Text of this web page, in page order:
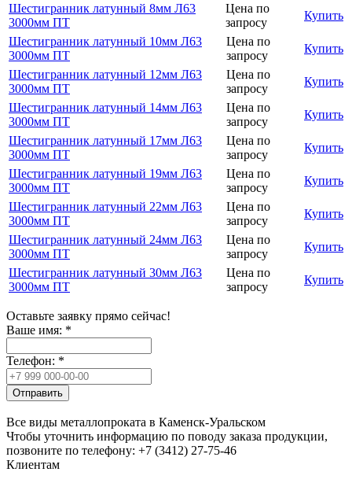
Шестигранник латунный 8мм Л63
3000мм ПТ
Цена по
запросу
Купить
Шестигранник латунный 10мм Л63
3000мм ПТ
Цена по
запросу
Купить
Шестигранник латунный 12мм Л63
3000мм ПТ
Цена по
запросу
Купить
Шестигранник латунный 14мм Л63
3000мм ПТ
Цена по
запросу
Купить
Шестигранник латунный 17мм Л63
3000мм ПТ
Цена по
запросу
Купить
Шестигранник латунный 19мм Л63
3000мм ПТ
Цена по
запросу
Купить
Шестигранник латунный 22мм Л63
3000мм ПТ
Цена по
запросу
Купить
Шестигранник латунный 24мм Л63
3000мм ПТ
Цена по
запросу
Купить
Шестигранник латунный 30мм Л63
3000мм ПТ
Цена по
запросу
Купить
Оставьте заявку прямо сейчас!
Ваше имя: *
Телефон: *
Отправить
Все виды металлопроката в Каменск-Уральском
Чтобы уточнить информацию по поводу заказа продукции,
позвоните по телефону: +7 (3412) 27-75-46
Клиентам